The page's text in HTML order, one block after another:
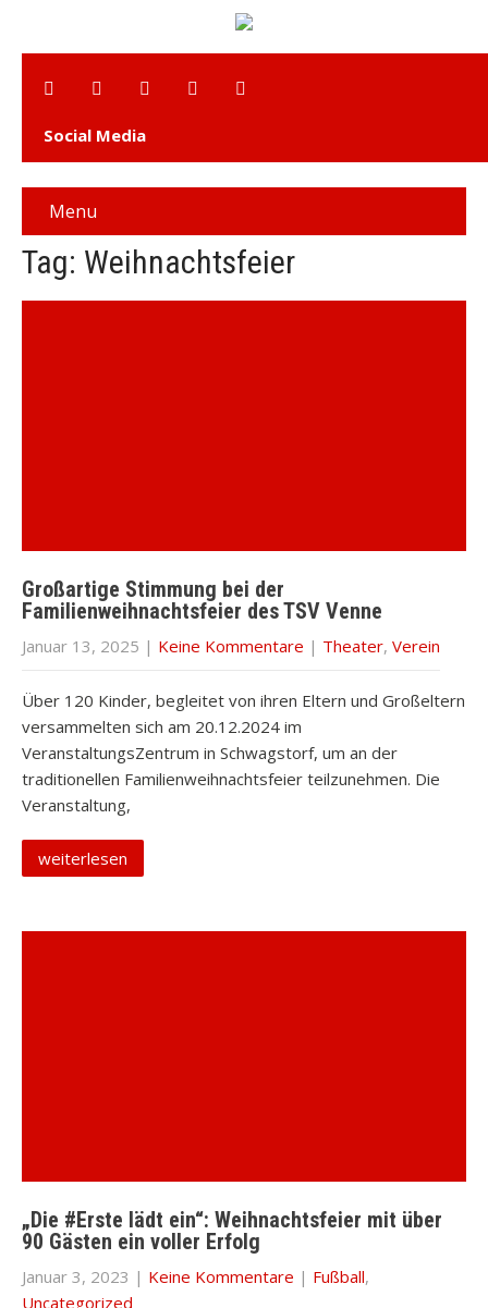
Social Media
Menu
Tag: Weihnachtsfeier
Großartige Stimmung bei der
Familienweihnachtsfeier des TSV Venne
Januar 13, 2025 | Keine Kommentare | Theater, Verein
Über 120 Kinder, begleitet von ihren Eltern und Großeltern
versammelten sich am 20.12.2024 im
VeranstaltungsZentrum in Schwagstorf, um an der
traditionellen Familienweihnachtsfeier teilzunehmen. Die
Veranstaltung,
weiterlesen
„Die #Erste lädt ein“: Weihnachtsfeier mit über
90 Gästen ein voller Erfolg
Januar 3, 2023 | Keine Kommentare | Fußball,
Uncategorized